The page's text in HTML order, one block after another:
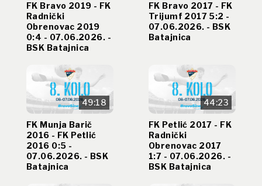
FK Bravo 2019 - FK
Radnički
Obrenovac 2019
0:4 - 07.06.2026. -
BSK Batajnica
FK Bravo 2017 - FK
Trijumf 2017 5:2 -
07.06.2026. - BSK
Batajnica
49:18
FK Munja Barič
2016 - FK Petlić
2016 0:5 -
07.06.2026. - BSK
Batajnica
44:23
FK Petlić 2017 - FK
Radnički
Obrenovac 2017
1:7 - 07.06.2026. -
BSK Batajnica